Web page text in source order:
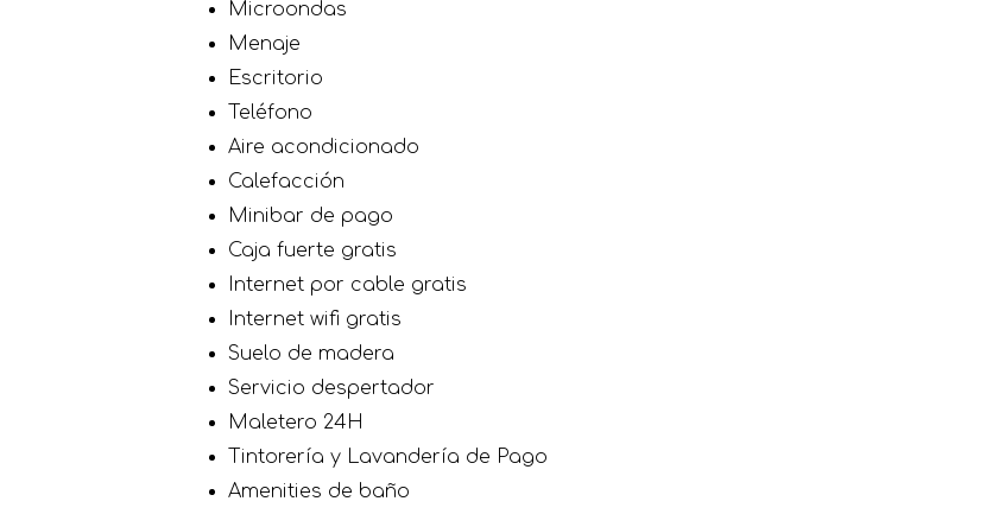
Microondas
Menaje
Escritorio
Teléfono
Aire acondicionado
Calefacción
Minibar de pago
Caja fuerte gratis
Internet por cable gratis
Internet wifi gratis
Suelo de madera
Servicio despertador
Maletero 24H
Tintorería y Lavandería de Pago
Amenities de baño